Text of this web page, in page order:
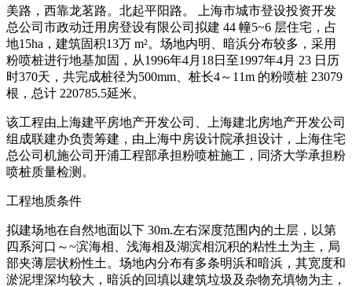
美路，西靠龙茗路。北起平阳路。 上海市城市登设投资开发
总公司市政动迁用房登设有限公司拟建 44 幢5~6 层住宅，占
地15ha，建筑固积13万 m²。场地内明、暗浜分布较多，采用
粉喷桩进行地基加固，从1996年4月18日至1997年4月 23 日历
时370天，共完成桩径为500mm、桩长4～11m 的粉喷桩 23079
根，总计 220785.5延米。
该工程由上海建平房地产开发公司、上海建北房地产开发公司
组成联建办负责筹建，由上海中房设计院承担设计，上海住宅
总公司机施公司开浦工程部承担粉喷桩施工，同济大学承担粉
喷桩质量检测。
工程地质条件
拟建场地在自然地面以下 30m.左右深度范围内的土层，以第
四系河口～~滨海相、浅海相及湖滨相沉积的粘性土为主，局
部夹薄层状粉性土。场地内分布有多条明浜和暗浜，其宽度和
淤泥埋深均较大，暗浜的回填以建筑垃圾及杂物充填物为主，